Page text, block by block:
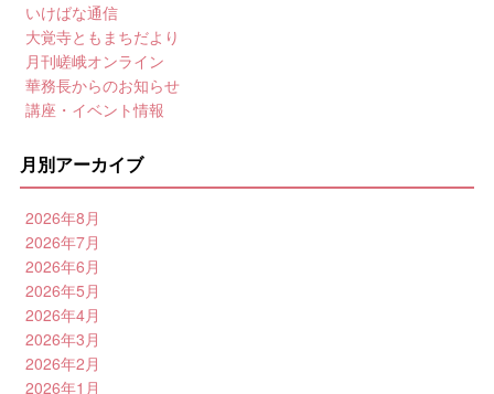
いけばな通信
大覚寺ともまちだより
月刊嵯峨オンライン
華務長からのお知らせ
講座・イベント情報
月別アーカイブ
2026年8月
2026年7月
2026年6月
2026年5月
2026年4月
2026年3月
2026年2月
2026年1月